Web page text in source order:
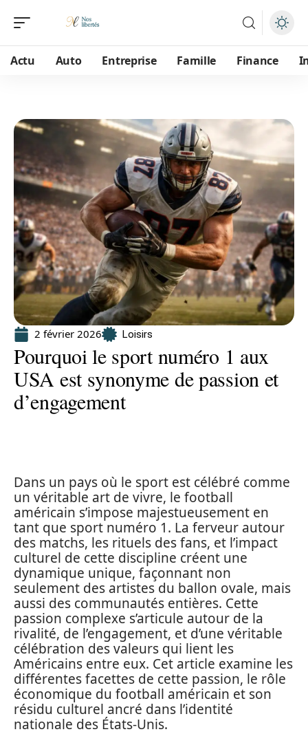
Actu Auto Entreprise Famille Finance
2 février 2026 Loisirs
Pourquoi le sport numéro 1 aux
USA est synonyme de passion et
d’engagement
Dans un pays où le sport est célébré comme
un véritable art de vivre, le football
américain s’impose majestueusement en
tant que sport numéro 1. La ferveur autour
des matchs, les rituels des fans, et l’impact
culturel de cette discipline créent une
dynamique unique, façonnant non
seulement des artistes du ballon ovale, mais
aussi des communautés entières. Cette
passion complexe s’articule autour de la
rivalité, de l’engagement, et d’une véritable
célébration des valeurs qui lient les
Américains entre eux. Cet article examine les
différentes facettes de cette passion, le rôle
économique du football américain et son
résidu culturel ancré dans l’identité
nationale des États-Unis.